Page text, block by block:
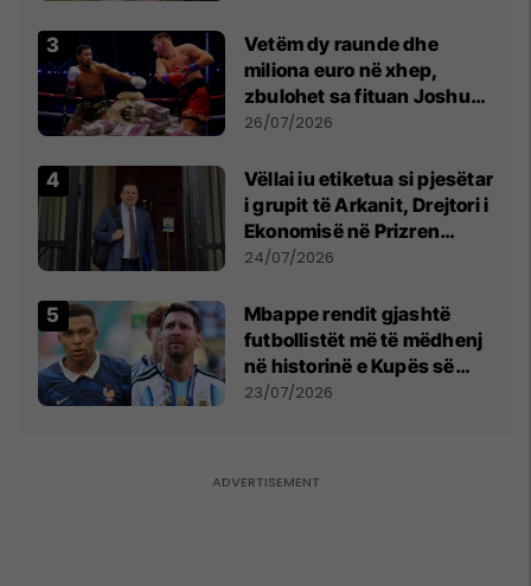
Vetëm dy raunde dhe
miliona euro në xhep,
zbulohet sa fituan Joshua
e Prenga
26/07/2026
Vëllai iu etiketua si pjesëtar
i grupit të Arkanit, Drejtori i
Ekonomisë në Prizren
mohon pretendimet
24/07/2026
Mbappe rendit gjashtë
futbollistët më të mëdhenj
në historinë e Kupës së
Botës, Messi mbetet i dyti
23/07/2026